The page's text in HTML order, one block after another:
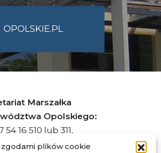
plików cookie
OPOLSKIE.PL
Marszałka
Opolskiego:
54 16 510 lub 311,
54 16 512